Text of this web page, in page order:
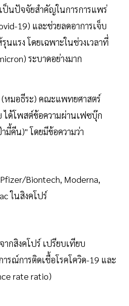
ป็นปัจจัยสำคัญในการการแพร่
19) และช่วยลดอาการเจ็บ
นแรง โดยเฉพาะในช่วงเวลาที่
ระบาดอย่างมาก
(หมอธีระ) คณะแพทยศาสตร์
ได้โพสต์ข้อความผ่านเฟซบุ๊ก
มี้คีน)" โดยมีข้อความว่า
Biontech, Moderna,
ในสิงคโปร์
กสิงคโปร์ เปรียบเทียบ
รณ์การติดเชื้อโรคโควิด-19 และ
rate ratio)